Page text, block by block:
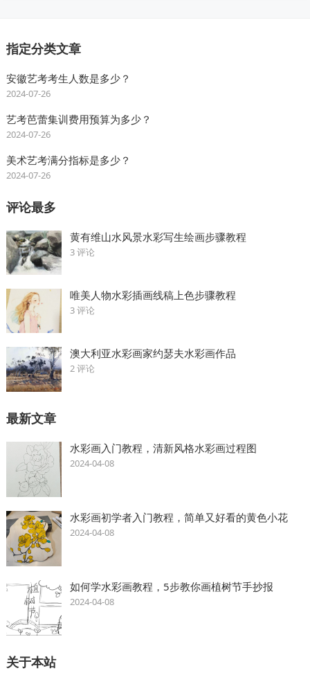
指定分类文章
安徽艺考考生人数是多少？
2024-07-26
艺考芭蕾集训费用预算为多少？
2024-07-26
美术艺考满分指标是多少？
2024-07-26
评论最多
黄有维山水风景水彩写生绘画步骤教程
3 评论
唯美人物水彩插画线稿上色步骤教程
3 评论
澳大利亚水彩画家约瑟夫水彩画作品
2 评论
最新文章
水彩画入门教程，清新风格水彩画过程图
2024-04-08
水彩画初学者入门教程，简单又好看的黄色小花
2024-04-08
如何学水彩画教程，5步教你画植树节手抄报
2024-04-08
关于本站